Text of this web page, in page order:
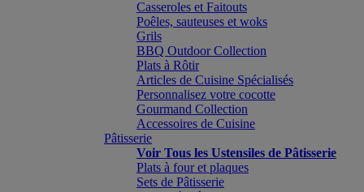
Casseroles et Faitouts
Poêles, sauteuses et woks
Grils
BBQ Outdoor Collection
Plats à Rôtir
Articles de Cuisine Spécialisés
Personnalisez votre cocotte
Gourmand Collection
Accessoires de Cuisine
Pâtisserie
Voir Tous les Ustensiles de Pâtisserie
Plats à four et plaques
Sets de Pâtisserie